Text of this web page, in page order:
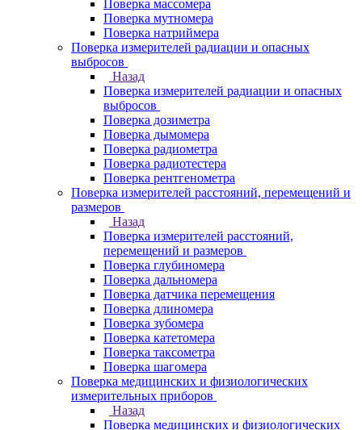
Поверка массомера
Поверка мутномера
Поверка натриймера
Поверка измерителей радиации и опасных
выбросов
Назад
Поверка измерителей радиации и опасных
выбросов
Поверка дозиметра
Поверка дымомера
Поверка радиометра
Поверка радиотестера
Поверка рентгенометра
Поверка измерителей расстояний, перемещений и
размеров
Назад
Поверка измерителей расстояний,
перемещений и размеров
Поверка глубиномера
Поверка дальномера
Поверка датчика перемещения
Поверка длиномера
Поверка зубомера
Поверка катетомера
Поверка таксометра
Поверка шагомера
Поверка медицинских и физиологических
измерительных приборов
Назад
Поверка медицинских и физиологических